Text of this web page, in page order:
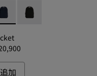
ック
ト リュック
- B1246-254 - ロケ
Rocket - B1246-211
追加